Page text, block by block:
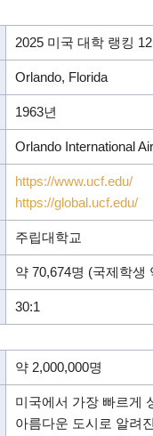
2025 미국 대학 랭킹
Orlando, Florida
1963년
Orlando International
https://www.ucf.edu/
https://global.ucf.edu/
주립대학교
약 70,674명 (국제학생
30:1
약 2,000,000명
미국에서 가장 빠르게
아름다운 도시로 알려